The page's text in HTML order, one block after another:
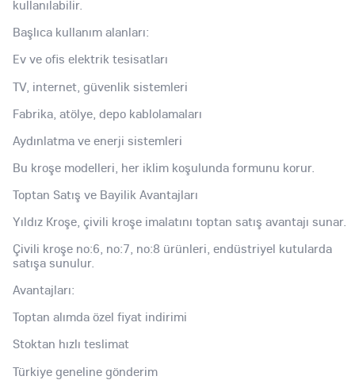
kullanılabilir.
Başlıca kullanım alanları:
Ev ve ofis elektrik tesisatları
TV, internet, güvenlik sistemleri
Fabrika, atölye, depo kablolamaları
Aydınlatma ve enerji sistemleri
Bu kroşe modelleri, her iklim koşulunda formunu korur.
Toptan Satış ve Bayilik Avantajları
Yıldız Kroşe, çivili kroşe imalatını toptan satış avantajı sunar.
Çivili kroşe no:6, no:7, no:8 ürünleri, endüstriyel kutularda
satışa sunulur.
Avantajları:
Toptan alımda özel fiyat indirimi
Stoktan hızlı teslimat
Türkiye geneline gönderim